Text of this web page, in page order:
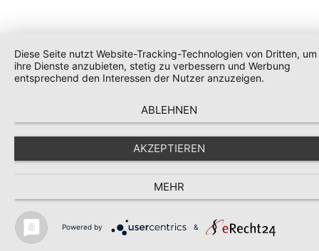
Diese Seite nutzt Website-Tracking-Technologien von Dritten, um
ihre Dienste anzubieten, stetig zu verbessern und Werbung
entsprechend den Interessen der Nutzer anzuzeigen.
ABLEHNEN
AKZEPTIEREN
MEHR
Powered by &